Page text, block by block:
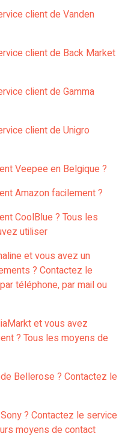
client de Vanden
client de Back Market
client de Gamma
client de Unigro
Veepee en Belgique ?
Amazon facilement ?
CoolBlue ? Tous les
utiliser
et vous avez un
? Contactez le
téléphone, par mail ou
et vous avez
? Tous les moyens de
Bellerose ? Contactez le
? Contactez le service
moyens de contact